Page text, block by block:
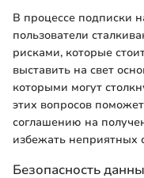
В процессе подписки
пользователи
рисками, которые
выставить на свет
которыми могут
этих вопросов
соглашению на
избежать неприятных
Безопасность